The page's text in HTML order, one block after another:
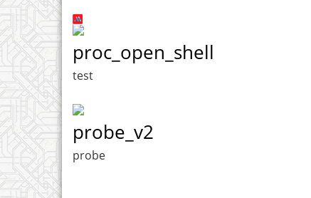
proc_open_shell
test
probe_v2
probe